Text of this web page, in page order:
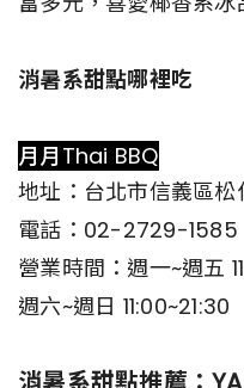
消暑系甜點哪裡吃
月月Thai BBQ
地址：台北市信義區
電話：02-2729-1585
營業時間：週一~週五
週六~週日 11:00~21:30